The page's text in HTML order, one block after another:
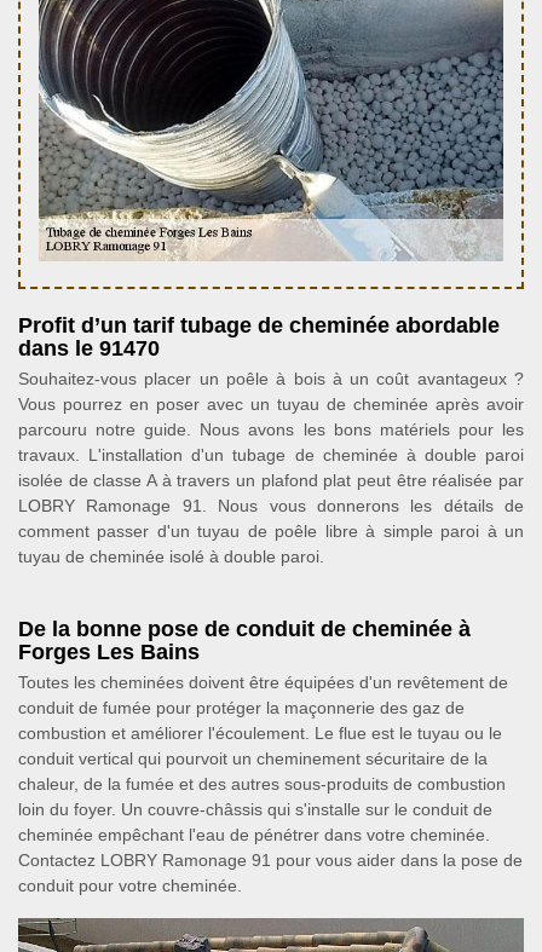
Profit d’un tarif tubage de cheminée abordable
dans le 91470
Souhaitez-vous placer un poêle à bois à un coût avantageux ?
Vous pourrez en poser avec un tuyau de cheminée après avoir
parcouru notre guide. Nous avons les bons matériels pour les
travaux. L'installation d'un tubage de cheminée à double paroi
isolée de classe A à travers un plafond plat peut être réalisée par
LOBRY Ramonage 91. Nous vous donnerons les détails de
comment passer d'un tuyau de poêle libre à simple paroi à un
tuyau de cheminée isolé à double paroi.
De la bonne pose de conduit de cheminée à
Forges Les Bains
Toutes les cheminées doivent être équipées d'un revêtement de
conduit de fumée pour protéger la maçonnerie des gaz de
combustion et améliorer l'écoulement. Le flue est le tuyau ou le
conduit vertical qui pourvoit un cheminement sécuritaire de la
chaleur, de la fumée et des autres sous-produits de combustion
loin du foyer. Un couvre-châssis qui s'installe sur le conduit de
cheminée empêchant l'eau de pénétrer dans votre cheminée.
Contactez LOBRY Ramonage 91 pour vous aider dans la pose de
conduit pour votre cheminée.